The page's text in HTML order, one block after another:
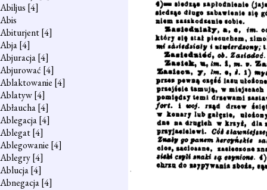
Abiljus [4]
Abis
Abiturjent[4]
Abja[4]
Abjuracja[4]
Abjurować [4]
Ablaktowanie [4]
Ablatyw[4]
Abłaucha[4]
Ablegacja[4]
Ablegat[4]
Ablegowanie [4]
Ablegry[4]
Ablucja[4]
Abnegacja[4]